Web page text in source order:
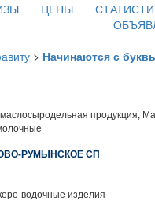
ЦЕНЫ
> Начинаются с
продукция,
РУМЫНСКОЕ СП
водочные изделия